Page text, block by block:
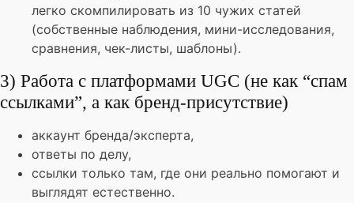
легко скомпилировать из 10 чужих статей
(собственные наблюдения, мини-исследования,
сравнения, чек-листы, шаблоны).
3) Работа с платформами UGC (не как “спам
ссылками”, а как бренд-присутствие)
аккаунт бренда/эксперта,
ответы по делу,
ссылки только там, где они реально помогают и
выглядят естественно.